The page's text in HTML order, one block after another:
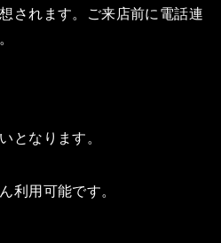
されます。ご来店前に電話連
となります。
利用可能です。